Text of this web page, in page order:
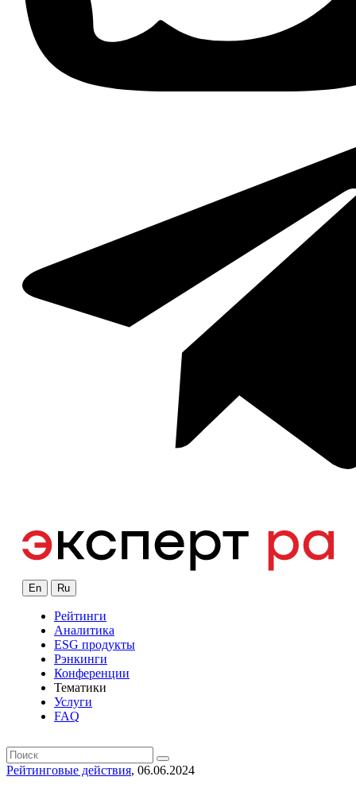
En Ru
Рейтинги
Аналитика
ESG продукты
Рэнкинги
Конференции
Тематики
Услуги
FAQ
Рейтинговые действия, 06.06.2024